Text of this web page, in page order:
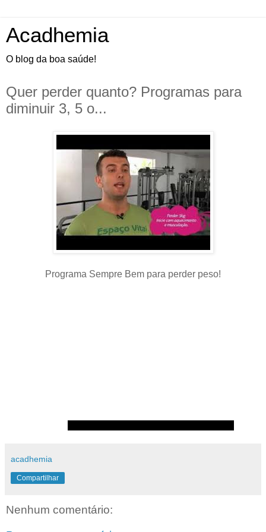
Acadhemia
O blog da boa saúde!
Quer perder quanto? Programas para
diminuir 3, 5 o...
Programa Sempre Bem para perder peso!
acadhemia
Compartilhar
Nenhum comentário: